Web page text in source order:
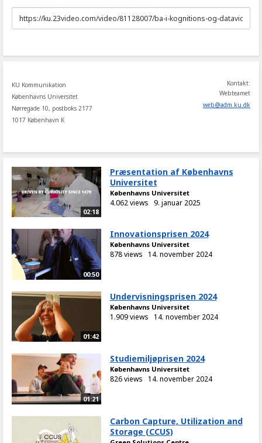
URL
to
KU Kommunikation
Københavns Universitet
Nørregade 10, postboks 2177
1017 København K
Kontakt:
Webteamet
web@adm.ku.dk
02:18
Præsentation af Københavns
Universitet
Københavns Universitet
4.062 views 9. januar 2025
00:50
Innovationsprisen 2024
Københavns Universitet
878 views 14. november 2024
01:42
Undervisningsprisen 2024
Københavns Universitet
1.909 views 14. november 2024
01:21
Studiemiljøprisen 2024
Københavns Universitet
826 views 14. november 2024
Carbon Capture, Utilization and
Storage (CCUS)